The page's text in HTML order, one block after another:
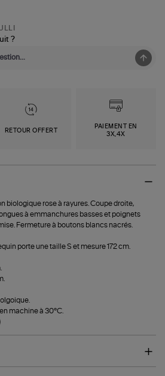
?
RETOUR OFFERT
PAIEMENT EN
3X,4X
biologique rose à rayures. Coupe droite,
à emmanchures basses et poignets
Fermeture à boutons blancs nacrés.
porte une taille S et mesure 172 cm.
en machine à 30°C.